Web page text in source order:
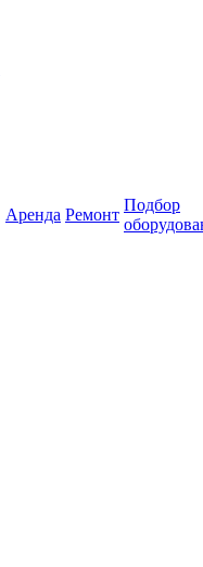
Аренда Ремонт
Подбор